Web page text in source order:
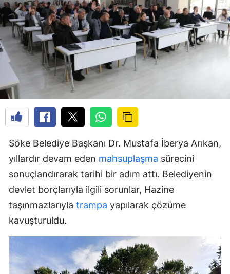
Söke Belediye Başkanı Dr. Mustafa İberya Arıkan,
yıllardır devam eden mahsuplaşma sürecini
sonuçlandırarak tarihi bir adım attı. Belediyenin
devlet borçlarıyla ilgili sorunlar, Hazine
taşınmazlarıyla trampa yapılarak çözüme
kavuşturuldu.